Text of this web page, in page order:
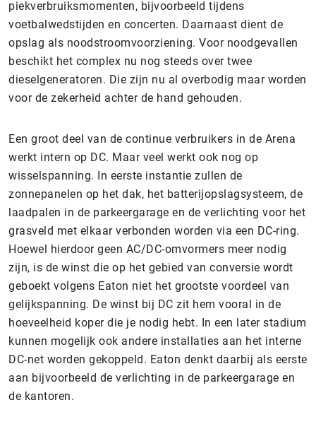
piekverbruiksmomenten, bijvoorbeeld tijdens
voetbalwedstijden en concerten. Daarnaast dient de
opslag als noodstroomvoorziening. Voor noodgevallen
beschikt het complex nu nog steeds over twee
dieselgeneratoren. Die zijn nu al overbodig maar worden
voor de zekerheid achter de hand gehouden.
Een groot deel van de continue verbruikers in de Arena
werkt intern op DC. Maar veel werkt ook nog op
wisselspanning. In eerste instantie zullen de
zonnepanelen op het dak, het batterijopslagsysteem, de
laadpalen in de parkeergarage en de verlichting voor het
grasveld met elkaar verbonden worden via een DC-ring.
Hoewel hierdoor geen AC/DC-omvormers meer nodig
zijn, is de winst die op het gebied van conversie wordt
geboekt volgens Eaton niet het grootste voordeel van
gelijkspanning. De winst bij DC zit hem vooral in de
hoeveelheid koper die je nodig hebt. In een later stadium
kunnen mogelijk ook andere installaties aan het interne
DC-net worden gekoppeld. Eaton denkt daarbij als eerste
aan bijvoorbeeld de verlichting in de parkeergarage en
de kantoren.